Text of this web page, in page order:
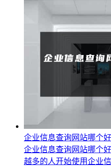
企业信息查询网站哪个好
企业信息查询网站哪个
越多的人开始使用企业